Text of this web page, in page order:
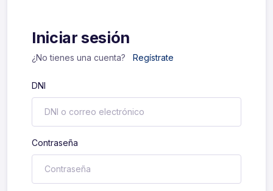
Iniciar sesión
¿No tienes una cuenta? Regístrate
DNI
Contraseña